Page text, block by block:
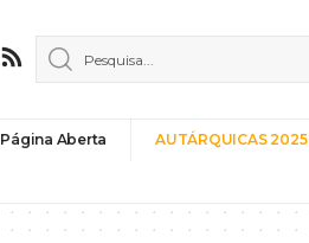
Página Aberta AUTÁRQUICAS 2025